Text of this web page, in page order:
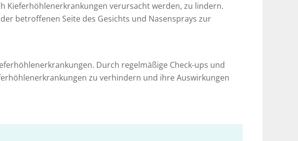
Kieferhöhlenerkrankungen verursacht werden, zu lindern.
betroffenen Seite des Gesichts und Nasensprays zur
Durch regelmäßige Check-ups und
zu verhindern und ihre Auswirkungen